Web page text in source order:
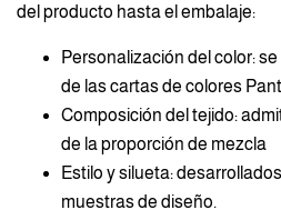
del producto hasta el embalaje:
Personalización del color:
de las cartas de colores
Composición del tejido:
de la proporción de mezcla
Estilo y silueta:
muestras de diseño.